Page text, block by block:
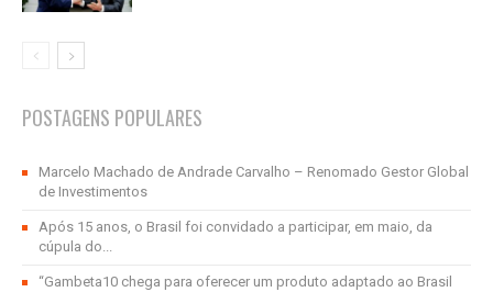
POSTAGENS POPULARES
Marcelo Machado de Andrade Carvalho – Renomado Gestor Global
de Investimentos
Após 15 anos, o Brasil foi convidado a participar, em maio, da
cúpula do...
“Gambeta10 chega para oferecer um produto adaptado ao Brasil